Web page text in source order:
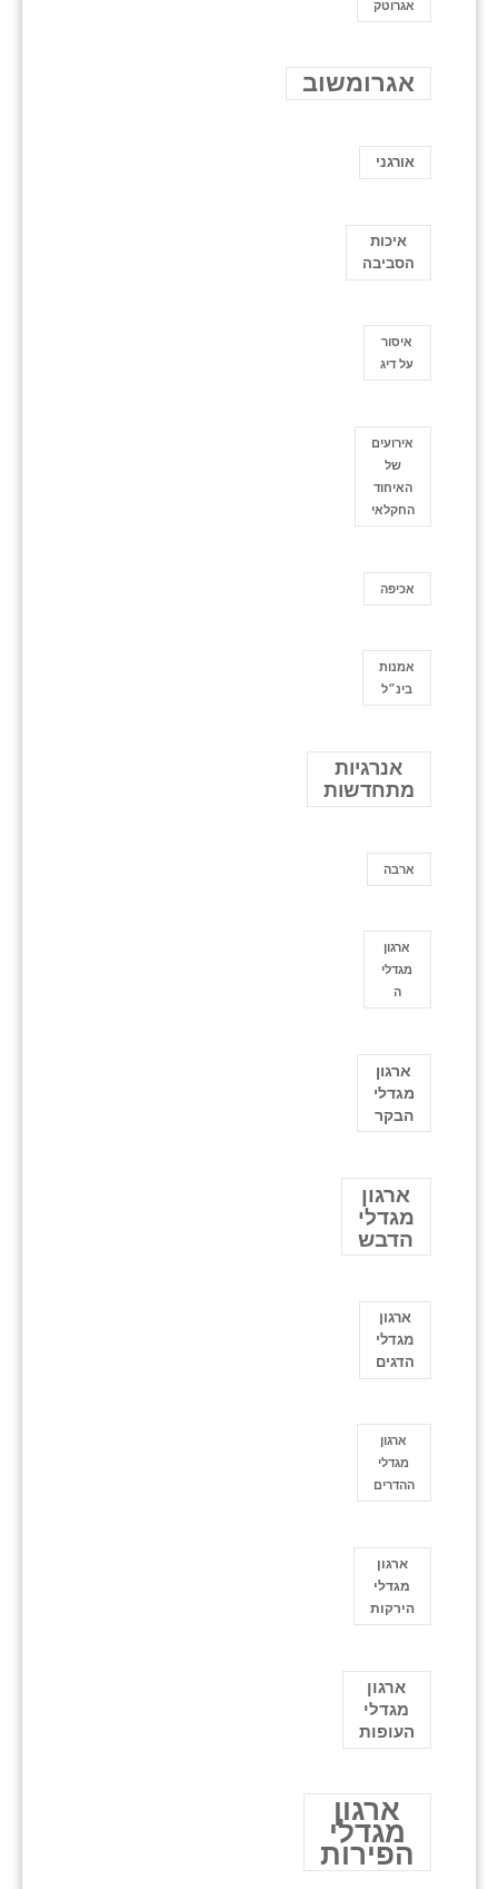
אגרוטק
אגרומשוב
אורגני
איכות
הסביבה
איסור
על דיג
אירועים
של
האיחוד
החקלאי
אכיפה
אמנות
בינ״ל
אנרגיות
מתחדשות
ארבה
ארגון
מגדלי
ה
ארגון
מגדלי
הבקר
ארגון
מגדלי
הדבש
ארגון
מגדלי
הדגים
ארגון
מגדלי
ההדרים
ארגון
מגדלי
הירקות
ארגון
מגדלי
העופות
ארגון
מגדלי
הפירות